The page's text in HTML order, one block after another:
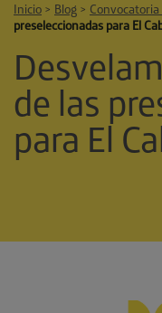
Inicio > Blog >
preseleccionadas para El
de las
para El